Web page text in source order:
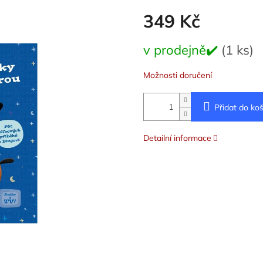
349 Kč
cena:
v prodejně✔️ (1 ks)
Možnosti doručení
Přidat do
Detailní informace